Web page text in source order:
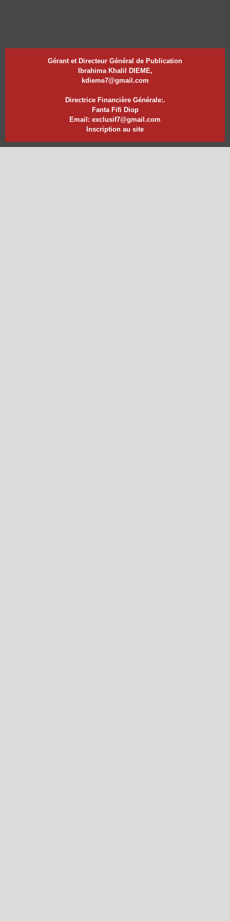
Gérant et Directeur Général de Publication
Ibrahima Khalil DIEME,
kdieme7@gmail.com
Directrice Financière Générale:.
Fanta Fifi Diop
Email: exclusif7@gmail.com
Inscription au site